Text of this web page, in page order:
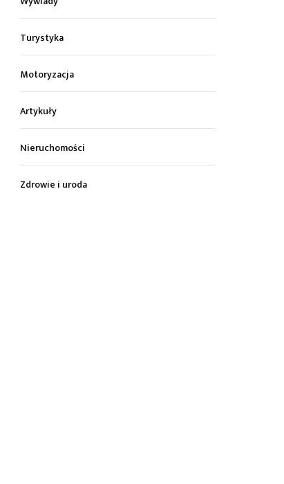
Turystyka
Motoryzacja
Artykuły
Nieruchomości
Zdrowie i uroda